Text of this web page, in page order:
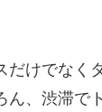
だけでなく
ん、渋滞で